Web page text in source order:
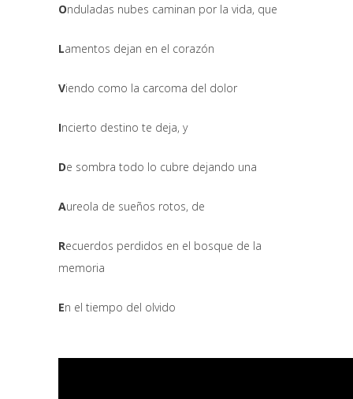
Onduladas nubes caminan por la vida, que
Lamentos dejan en el corazón
Viendo como la carcoma del dolor
Incierto destino te deja, y
De sombra todo lo cubre dejando una
Aureola de sueños rotos, de
Recuerdos perdidos en el bosque de la
memoria
En el tiempo del olvido